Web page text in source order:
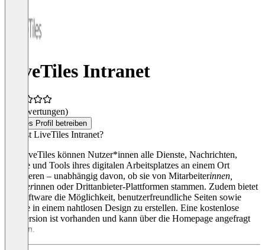
LiveTiles Intranet
(0 Bewertungen)
Dieses Profil betreiben
Was ist LiveTiles Intranet?
Mit LiveTiles können Nutzer*innen alle Dienste, Nachrichten,
Inhalte und Tools ihres digitalen Arbeitsplatzes an einem Ort
integrieren – unabhängig davon, ob sie von Mitarbeiterinnen,
Partnerinnen oder Drittanbieter-Plattformen stammen. Zudem bietet
die Software die Möglichkeit, benutzerfreundliche Seiten sowie
Inhalte in einem nahtlosen Design zu erstellen. Eine kostenlose
Testversion ist vorhanden und kann über die Homepage angefragt
werden.